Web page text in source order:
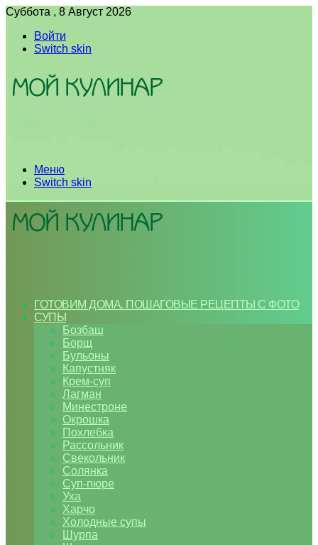
Суббота , 8 Август 2026
Войти
Switch skin
Меню
Switch skin
ГОТОВИМ ДОМА. ПОШАГОВЫЕ РЕЦЕПТЫ С ФОТО
СУПЫ
Бозбаш
Борщ
Бульоны
Капустняк
Крем-суп
Лагман
Минестроне
Окрошка
Похлебка
Рассольник
Свекольник
Солянка
Суп-пюре
Уха
Харчо
Холодные супы
Шурпа